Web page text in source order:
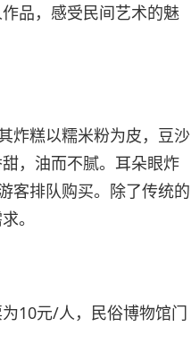
品，感受民间艺术的魅
炸糕以糯米粉为皮，豆沙
，油而不腻。耳朵眼炸
客排队购买。除了传统的
。
10元/人，民俗博物馆门